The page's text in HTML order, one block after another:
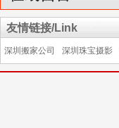
友情链接/Link
深圳搬家公司 深圳珠宝摄影